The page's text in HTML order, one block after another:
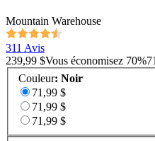
Mountain Warehouse
311 Avis
239,99 $Vous économisez 70%
Couleur: Noir
71,99 $
71,99 $
71,99 $